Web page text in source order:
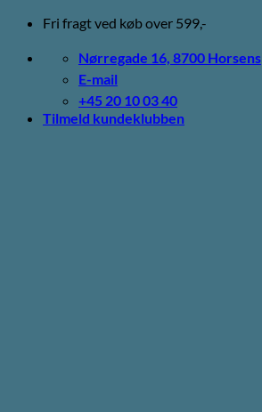
Fortsæt
indhold
Fri fragt ved køb over 599,-
Nørregade 16, 8700 Horsens
E-mail
+45 20 10 03 40
Tilmeld kundeklubben